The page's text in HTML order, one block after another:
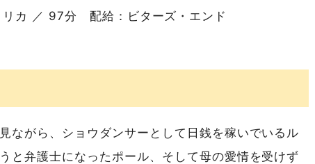
カ ／ 97分 配給：ビターズ・エンド
ながら、ショウダンサーとして日銭を稼いでいるル
と弁護士になったポール、そして母の愛情を受けず